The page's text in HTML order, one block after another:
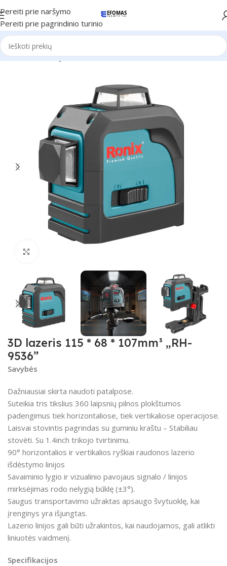
Pereiti prie naršymo
Pereiti prie pagrindinio turinio
Pradžia Ronix Įrankiai
3D lazeris 115 * 68 * 107mm³ „RH-
9536”
Savybės
Dažniausiai skirta naudoti patalpose.
Suteikia tris tikslius 360 laipsnių pilnos plokštumos
padengimus tiek horizontaliose, tiek vertikaliose operacijose.
Laisvai stovintis pagrindas su guminiu kraštu – Stabiliau
stovėti. Su 1.4inch trikojo tvirtinimu.
90° horizontalios ir vertikalios ryškiai raudonos lazerio
išdėstymo linijos
Savaiminio lygio ir vizualinio pavojaus signalo / linijos
mirksėjimas rodo nelygią būklę (±3°).
Saugus transportavimo užraktas apsaugo švytuoklę, kai
įrenginys yra išjungtas.
Lazerio linijos gali būti užrakintos, kai naudojamos, gali atlikti
liniuotės vaidmenį.
Specifikacijos